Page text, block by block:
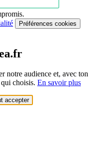
Préférences cookies
notre audience et, avec ton
choisis. En savoir plus
accepter